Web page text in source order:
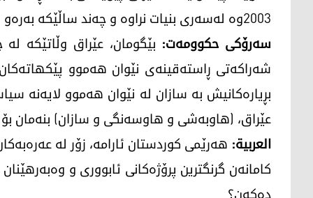
2003وە لەسەری بنیات نراوە و چەند ساڵێكە بەرەو پشتگوێخستن دەچێت؟
سەرۆکی حکوومەت: بێگومان، عێراق وڵاتێکە
شەراكەتی ڕاستەقینەی نێوان هەموو
بڕیارەكانیش بە سازان لە نێوان هەموو لایەنە
عێراق، (هاوبەشی و هاوسەنگی و سازان) بنەمان
العربیة: هەرێمی كوردستان ئارامە، زۆر لە
كامانەن گرنگترین پرۆژەكانی ئابووری و